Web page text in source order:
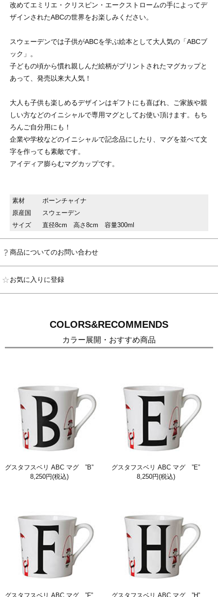
改めてエミリエ・クリスピン・エークストロームの手によってデ
ザインされたABCの世界をお楽しみください。
スウェーデンでは子供がABCを学ぶ絵本として大人気の「ABCブ
ック」。
子どもの頃から慣れ親しんだ絵柄がプリントされたマグカップと
あって、発売以来大人気！
大人も子供も楽しめるデザインはギフトにも喜ばれ、ご家族や親
しい方などのイニシャルで専用マグとしてお使い頂けます。もち
ろんご自分用にも！
企業や学校などのイニシャルで記念品にしたり、マグを並べて文
字を作っても素敵です。
アイディア膨らむマグカップです。
素材
ボーンチャイナ
原産国
スウェーデン
サイズ
直径8cm 高さ8cm 容量300ml
商品についてのお問い合わせ
お気に入りに登録
COLORS&RECOMMENDS
カラー展開・おすすめ商品
グスタフスベリ ABC マグ ”B”
8,250円(税込)
グスタフスベリ ABC マグ ”E”
8,250円(税込)
グスタフスベリ ABC マグ ”F” グスタフスベリ ABC マグ ”H”